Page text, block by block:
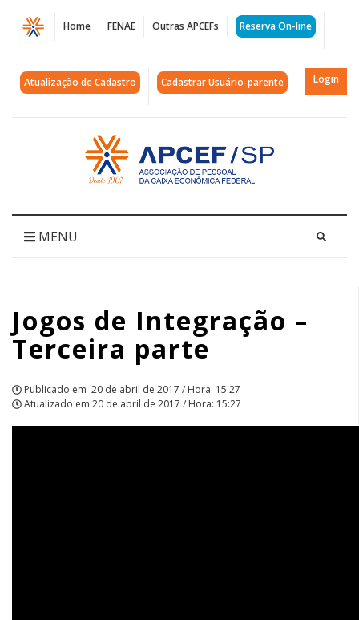
Página
Jogos
de
Terceira
Home FENAE Outras APCEFs Reserva On-line
Atualização de Cadastro Cadastrar Usuário-parente Login
Acessar
página
inicial
MENU
Jogos de Integração –
Terceira parte
Publicado em 20 de abril de 2017 / Hora: 15:27
Atualizado em 20 de abril de 2017 / Hora: 15:27